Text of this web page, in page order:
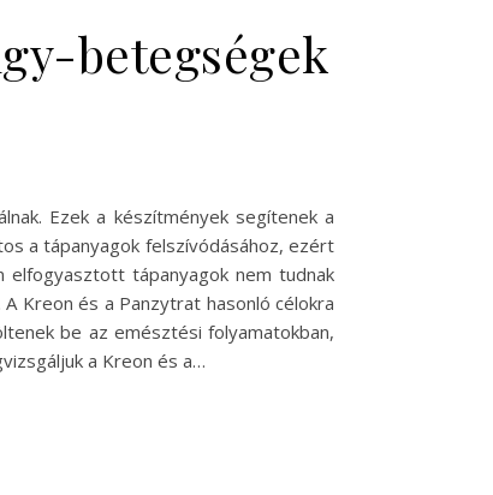
betegségek
Ezek a készítmények segítenek a
a tápanyagok felszívódásához, ezért
elfogyasztott tápanyagok nem tudnak
Kreon és a Panzytrat hasonló célokra
be az emésztési folyamatokban,
a Kreon és a…